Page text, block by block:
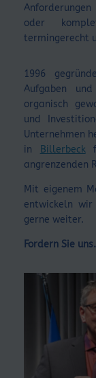
oder
termingerecht
1996
Aufgaben
organisch
und
Unternehmen
in
Billerbeck
angrenzenden
Mit eigenem
entwickeln
gerne weiter.
Fordern Sie uns.